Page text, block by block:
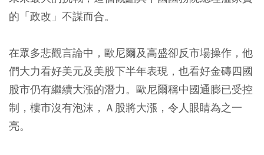
的「政改」不謀而合。
在眾多悲觀言論中，歐尼爾及高盛卻反市場操作，他
們大力看好美元及美股下半年表現，也看好金磚四國
股市仍有繼續大漲的潛力。歐尼爾稱中國通膨已受控
制，樓市沒有泡沫，Ａ股將大漲，令人眼睛為之一
亮。